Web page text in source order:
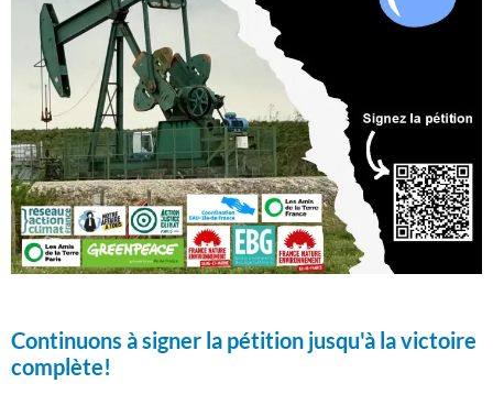
Continuons à signer la pétition jusqu'à la victoire
complète!